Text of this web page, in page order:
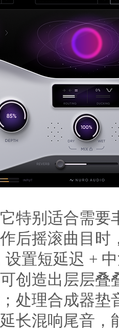
特别适合需要
后摇滚曲目时
设置短延迟 +
创造出层层叠
处理合成器垫
长混响尾音，